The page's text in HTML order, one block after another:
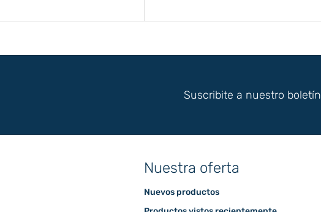
Suscribite a nuestro boletín
Nuestra oferta
Nuevos productos